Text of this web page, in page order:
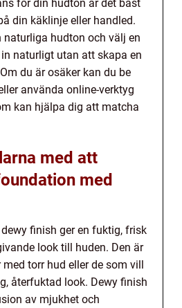
för din hudton är det bäst
din käklinje eller handled.
hudton och välj en
naturligt utan att skapa en
du är osäker kan du be
använda online-verktyg
kan hjälpa dig att matcha
med att
med
finish ger en fuktig, frisk
look till huden. Den är
torr hud eller de som vill
återfuktad look. Dewy finish
av mjukhet och